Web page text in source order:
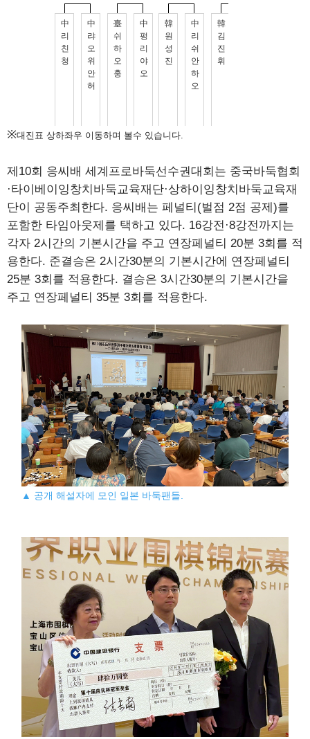
※대진표 상하좌우 이동하며 볼수 있습니다.
제10회 응씨배 세계프로바둑선수권대회는 중국바둑협회
·타이베이잉창치바둑교육재단·상하이잉창치바둑교육재
단이 공동주최한다. 응씨배는 페널티(벌점 2점 공제)를
포함한 타임아웃제를 택하고 있다. 16강전·8강전까지는
각자 2시간의 기본시간을 주고 연장페널티 20분 3회를 적
용한다. 준결승은 2시간30분의 기본시간에 연장페널티
25분 3회를 적용한다. 결승은 3시간30분의 기본시간을
주고 연장페널티 35분 3회를 적용한다.
▲ 공개 해설자에 모인 일본 바둑팬들.